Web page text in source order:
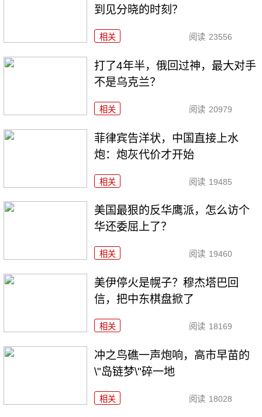
到见分晓的时刻？
相关 阅读 23556
打了4年半，俄回过神，最大对手
不是乌克兰？
相关 阅读 20979
菲律宾告洋状，中国直接上水
炮：炮灰代价才开始
相关 阅读 19485
美国最狠的反华鹰派，怎么访个
华还委屈上了？
相关 阅读 19460
美伊停火是幌子？穆杰塔巴回
信，把中东棋盘掀了
相关 阅读 18169
冲之鸟礁一声炮响，高市早苗的
\"岛链梦\"碎一地
相关 阅读 18028